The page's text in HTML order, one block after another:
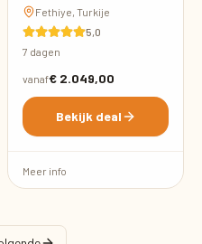
Fethiye, Turkije
5,0
7 dagen
vanaf€ 2.049,00
Bekijk deal
Meer info